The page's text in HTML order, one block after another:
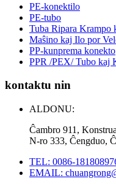
PE-konektilo
PE-tubo
Tuba Ripara Krampo
Maŝino kaj Ilo por
PP-kunprema konekto
PPR /PEX/ Tubo kaj
kontaktu nin
ALDONU:
Ĉambro 911,
N-ro 333, Ĉengduo,
TEL: 0086-
EMAIL: